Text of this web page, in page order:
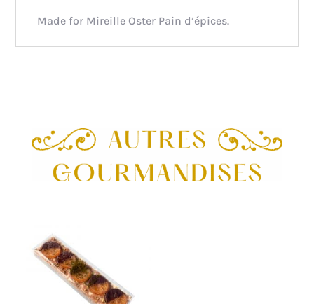
Made for Mireille Oster Pain d’épices.